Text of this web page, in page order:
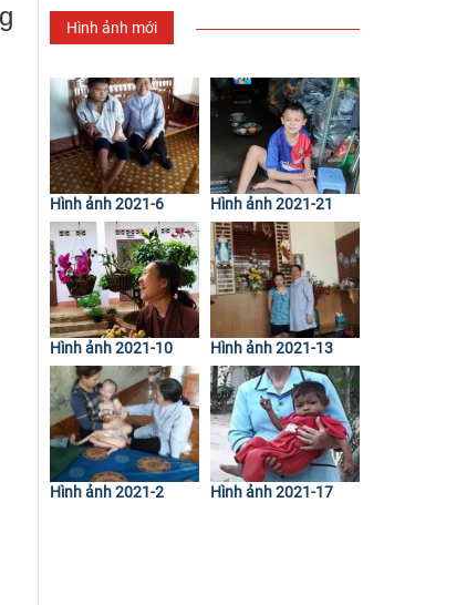
Hình ảnh mới
Hình ảnh 2021-6 Hình ảnh 2021-21
Hình ảnh 2021-10 Hình ảnh 2021-13
Hình ảnh 2021-2 Hình ảnh 2021-17